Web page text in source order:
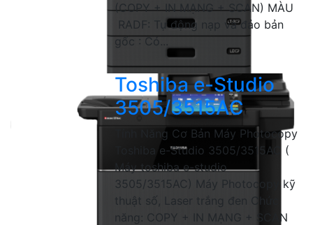
(COPY + IN MẠNG + SCAN) MÀU
RADF: Tự động nạp và đảo bản
gốc : Có...
Toshiba e-Studio
3505/3515AC
Tính Năng Cơ Bản Máy Photocopy
Toshiba e-Studio 3505/3515AC (
Máy toshiba e-studio
3505/3515AC) Máy Photocopy kỹ
thuật số, Laser trắng đen Chức
năng: COPY + IN MẠNG + SCAN